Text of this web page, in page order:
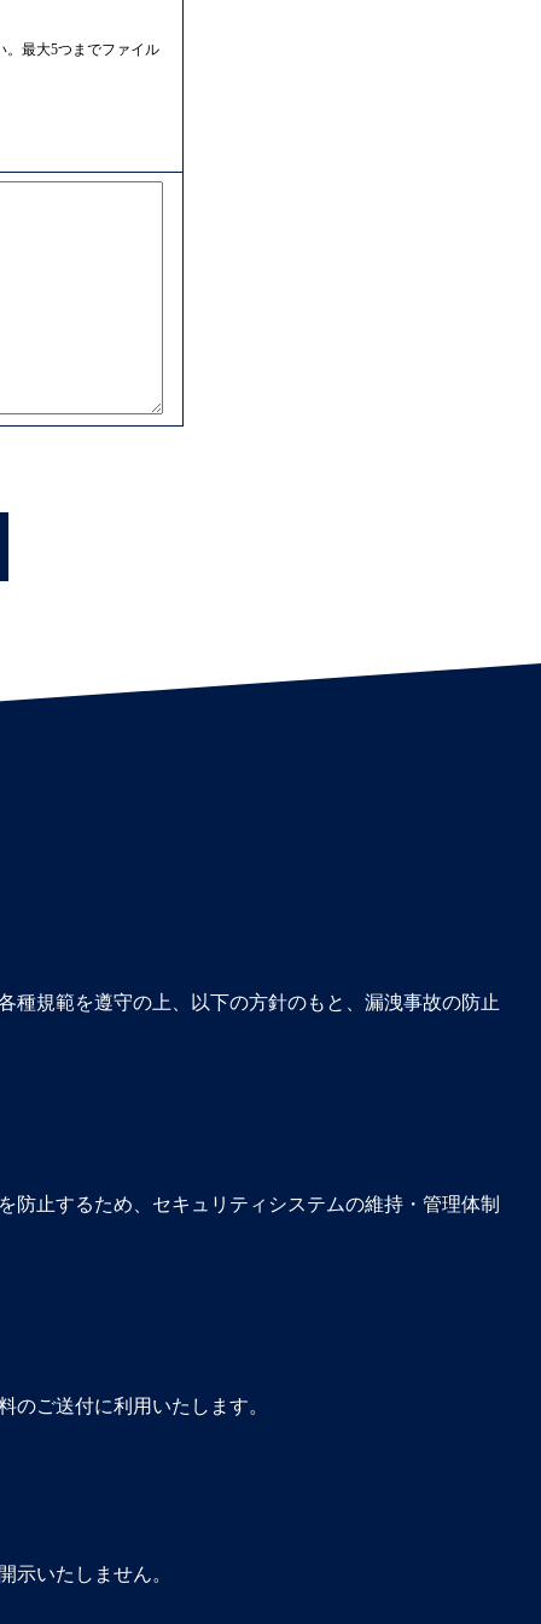
最大5つまでファイル
種規範を遵守の上、以下の方針のもと、漏洩事故の防止
止するため、セキュリティシステムの維持・管理体制
ご送付に利用いたします。
示いたしません。